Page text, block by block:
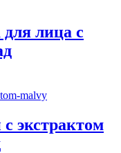
лица с
экстрактом